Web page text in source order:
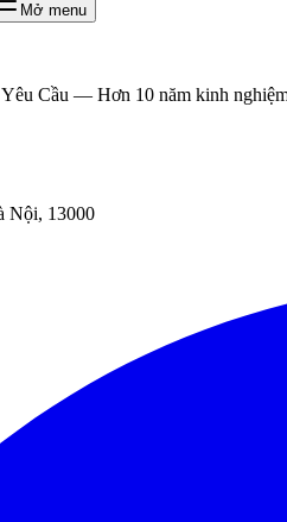
Mở menu
Cầu — Hơn 10 năm kinh
Nội, 13000